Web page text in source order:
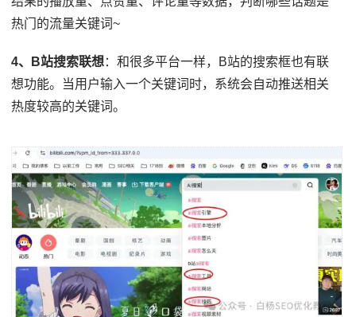
热门的流量关键词~
4、B站搜索联想：和很多平台一样，B站的搜索框也有联
想功能。当用户输入一个关键词时，系统会自动推送相关
热度较高的关键词。